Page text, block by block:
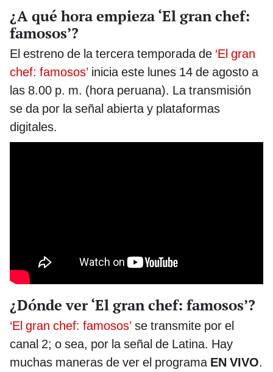
¿A qué hora empieza ‘El gran chef:
famosos’?
El estreno de la tercera temporada de ‘El gran
chef: famosos’ inicia este lunes 14 de agosto a
las 8.00 p. m. (hora peruana). La transmisión
se da por la señal abierta y plataformas
digitales.
¿Dónde ver ‘El gran chef: famosos’?
‘El gran chef: famosos’ se transmite por el
canal 2; o sea, por la señal de Latina. Hay
muchas maneras de ver el programa EN VIVO.